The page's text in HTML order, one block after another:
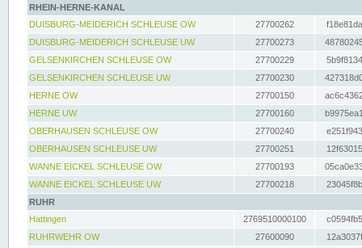
RHEIN-HERNE-KANAL
DUISBURG-MEIDERICH SCHLEUSE OW
27700262
DUISBURG-MEIDERICH SCHLEUSE UW
27700273
GELSENKIRCHEN SCHLEUSE OW
27700229
GELSENKIRCHEN SCHLEUSE UW
27700230
HERNE OW
27700150
HERNE UW
27700160
OBERHAUSEN SCHLEUSE OW
27700240
OBERHAUSEN SCHLEUSE UW
27700251
WANNE EICKEL SCHLEUSE OW
27700193
WANNE EICKEL SCHLEUSE UW
27700218
RUHR
Hattingen
2769510000100
RUHRWEHR OW
27600090